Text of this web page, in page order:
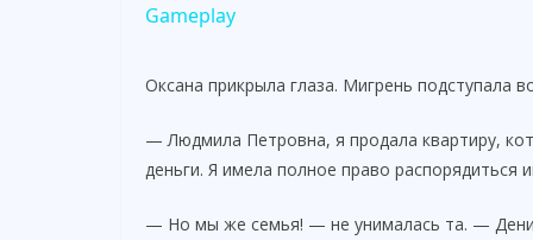
Gameplay
Оксана прикрыла глаза. Мигрень подступала
— Людмила Петровна, я продала квартиру,
деньги. Я имела полное право распорядиться
— Но мы же семья! — не унималась та. —